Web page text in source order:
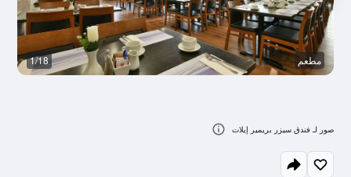
مطعم 1/18
صور لـ فندق سيزر بريمير إيلات